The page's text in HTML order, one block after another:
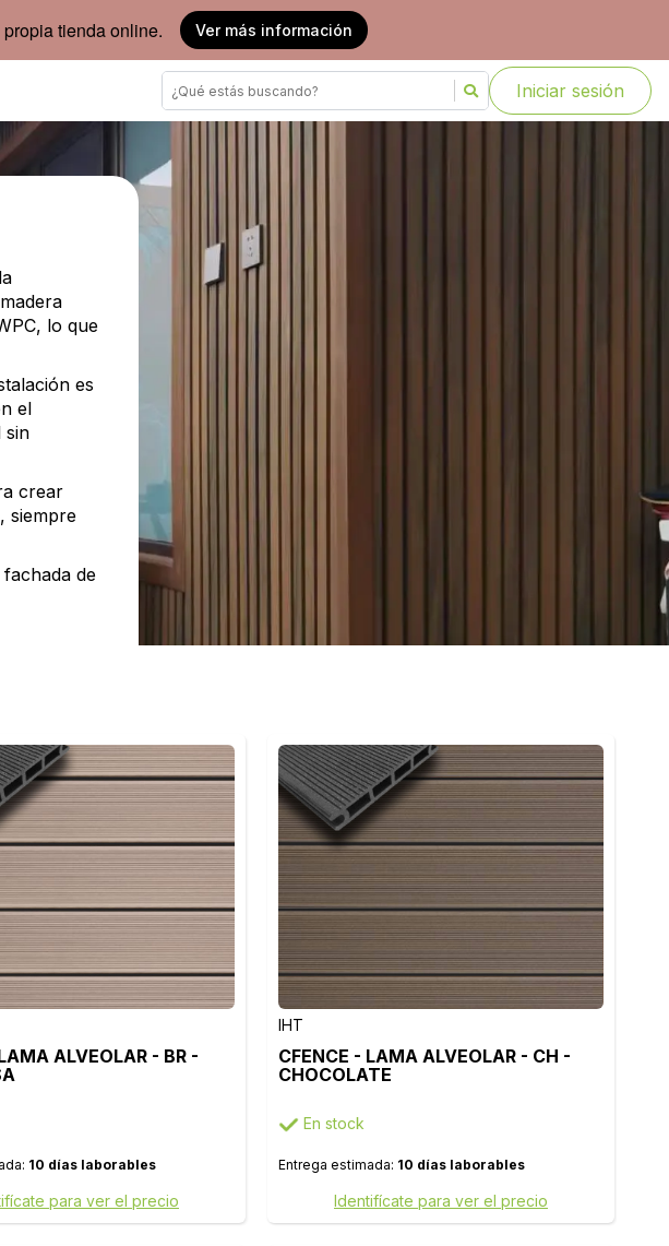
tienda online. Ver más información
Iniciar sesión
lo que
es
el
sin
crear
siempre
de
ALVEOLAR - BR -
10 días laborables
para ver el precio
IHT
CFENCE - LAMA ALVEOLAR - CH -
CHOCOLATE
En stock
Entrega estimada: 10 días laborables
Identifícate para ver el precio